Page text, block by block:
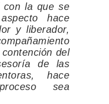
con la que se
hace
y liberador,
del
de las
hace
sea